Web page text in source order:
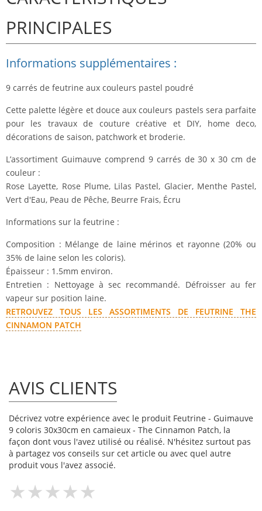
PRINCIPALES
Informations supplémentaires :
9 carrés de feutrine aux couleurs pastel poudré
Cette palette légère et douce aux couleurs pastels sera parfaite
pour les travaux de couture créative et DIY, home deco,
décorations de saison, patchwork et broderie.
L’assortiment Guimauve comprend 9 carrés de 30 x 30 cm de
couleur :
Rose Layette, Rose Plume, Lilas Pastel, Glacier, Menthe Pastel,
Vert d'Eau, Peau de Pêche, Beurre Frais, Écru
Informations sur la feutrine :
Composition : Mélange de laine mérinos et rayonne (20% ou
35% de laine selon les coloris).
Épaisseur : 1.5mm environ.
Entretien : Nettoyage à sec recommandé. Défroisser au fer
vapeur sur position laine.
RETROUVEZ TOUS LES ASSORTIMENTS DE FEUTRINE THE
CINNAMON PATCH
AVIS CLIENTS
Décrivez votre expérience avec le produit Feutrine - Guimauve
9 coloris 30x30cm en camaieux - The Cinnamon Patch, la
façon dont vous l'avez utilisé ou réalisé. N'hésitez surtout pas
à partagez vos conseils sur cet article ou avec quel autre
produit vous l'avez associé.